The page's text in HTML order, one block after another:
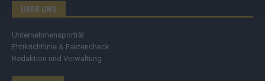
ÜBER UNS
Unternehmensporträt
Ehtikrichtlinie & Faktencheck
Redaktion und Verwaltung